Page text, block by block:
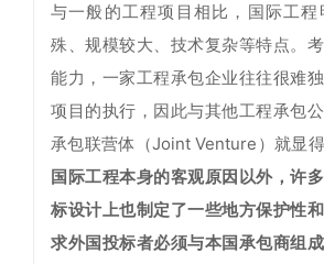
与一般的工程项目相比，国际工
殊、规模较大、技术复杂等特点。
能力，一家工程承包企业往往很难
项目的执行，因此与其他工程承包
承包联营体（Joint Venture）就显得
国际工程本身的客观原因以外，许
标设计上也制定了一些地方保护性
求外国投标者必须与本国承包商组